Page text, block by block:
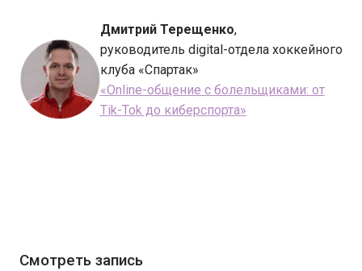
Дмитрий Терещенко,
руководитель digital-отдела хоккейного
клуба «Спартак»
«Online-общение с болельщиками: от
Tik-Tok до киберспорта»
Смотреть запись